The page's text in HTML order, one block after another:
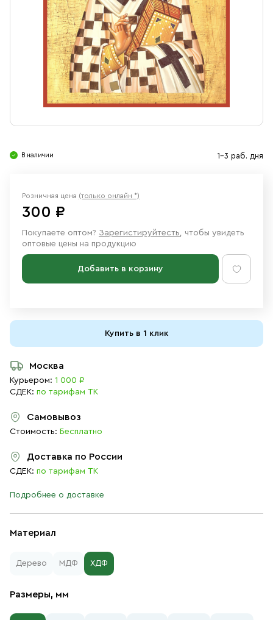
Ювелирные изделия
В наличии 1-3 раб. дня
Материал
Дерево МДФ ХДФ
Размеры, мм
Розничная цена (только онлайн *)
300 ₽
Покупаете оптом? Зарегистируйтесть, чтобы увидеть
оптовые цены на продукцию
Добавить в корзину
Купить в 1 клик
Москва
Курьером: 1 000 ₽
СДЕК: по тарифам ТК
Самовывоз
Стоимость: Бесплатно
Доставка по России
СДЕК: по тарифам ТК
Подробнее о доставке